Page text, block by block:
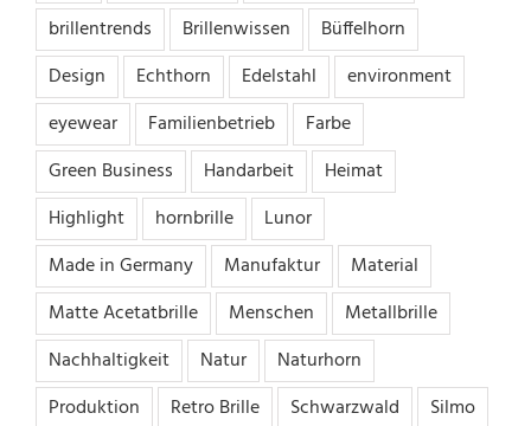
brillentrends
Brillenwissen
Büffelhorn
Design
Echthorn Edelstahl
environment
eyewear
Familienbetrieb
Farbe
Green Business
Handarbeit
Heimat
Highlight
hornbrille
Lunor
Made in Germany
Manufaktur
Material
Matte Acetatbrille
Menschen
Metallbrille
Nachhaltigkeit
Natur
Naturhorn
Produktion
Retro Brille Schwarzwald
Silmo